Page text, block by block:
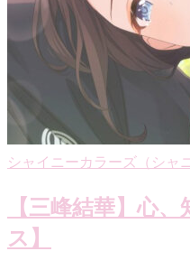
シャイニーカラーズ（シャ
【三峰結華】心
ス】